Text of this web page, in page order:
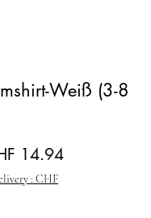
Weiß (3-8
14.94Sale-Preis
: CHF